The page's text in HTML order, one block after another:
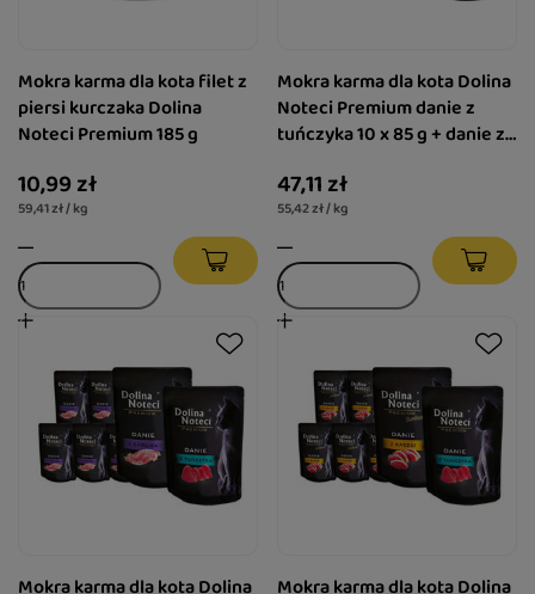
Mokra karma dla kota filet z
piersi kurczaka Dolina
Noteci Premium 185 g
10,99 zł
59,41 zł / kg
Mokra karma dla kota Dolina
Noteci Premium danie z
tuńczyka 10 x 85 g + danie z
47,11 zł
55,42 zł / kg
Mokra karma dla kota Dolina
Mokra karma dla kota Dolina